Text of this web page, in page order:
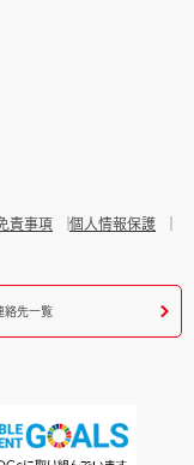
責事項
個人情報保護
絡先一覧